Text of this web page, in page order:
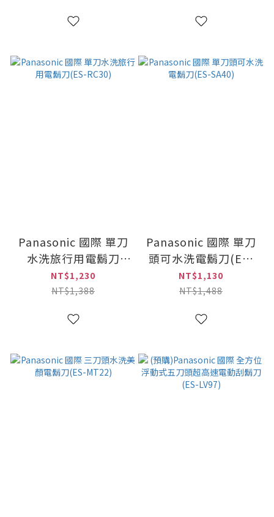
Panasonic 國際 單刀
水洗旅行用電鬍刀
(ES-RC30)
NT$1,230
NT$1,388
Panasonic 國際 單刀
頭可水洗電鬍刀(ES-
SA40)
NT$1,130
NT$1,488